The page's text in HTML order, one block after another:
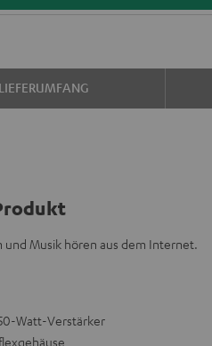
LIEFERUMFANG
Musik hören aus dem Internet.
Watt-Verstärker